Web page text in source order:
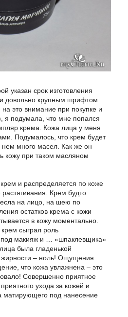
указан срок изготовления
довольно крупным шрифтом
это внимание при покупке и
я подумала, что мне попался
крема. Кожа лица у меня
Подумалось, что крем будет
нем много масел. Как же он
кожу при таком масляном
и распределяется по коже
растягивания. Крем будто
на лицо, на шею по
остатков крема с кожи
в кожу моментально.
сыграл роль
макияж и … «шпаклевщика»
была гладенькой
– ноль! Ощущения
что кожа увлажнена – это
Совершенно приятное
ухода за кожей и
матирующего под нанесение